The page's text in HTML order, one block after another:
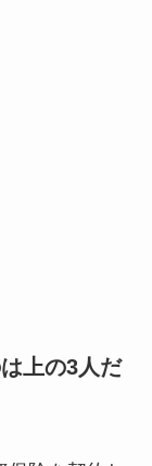
上の3人だ